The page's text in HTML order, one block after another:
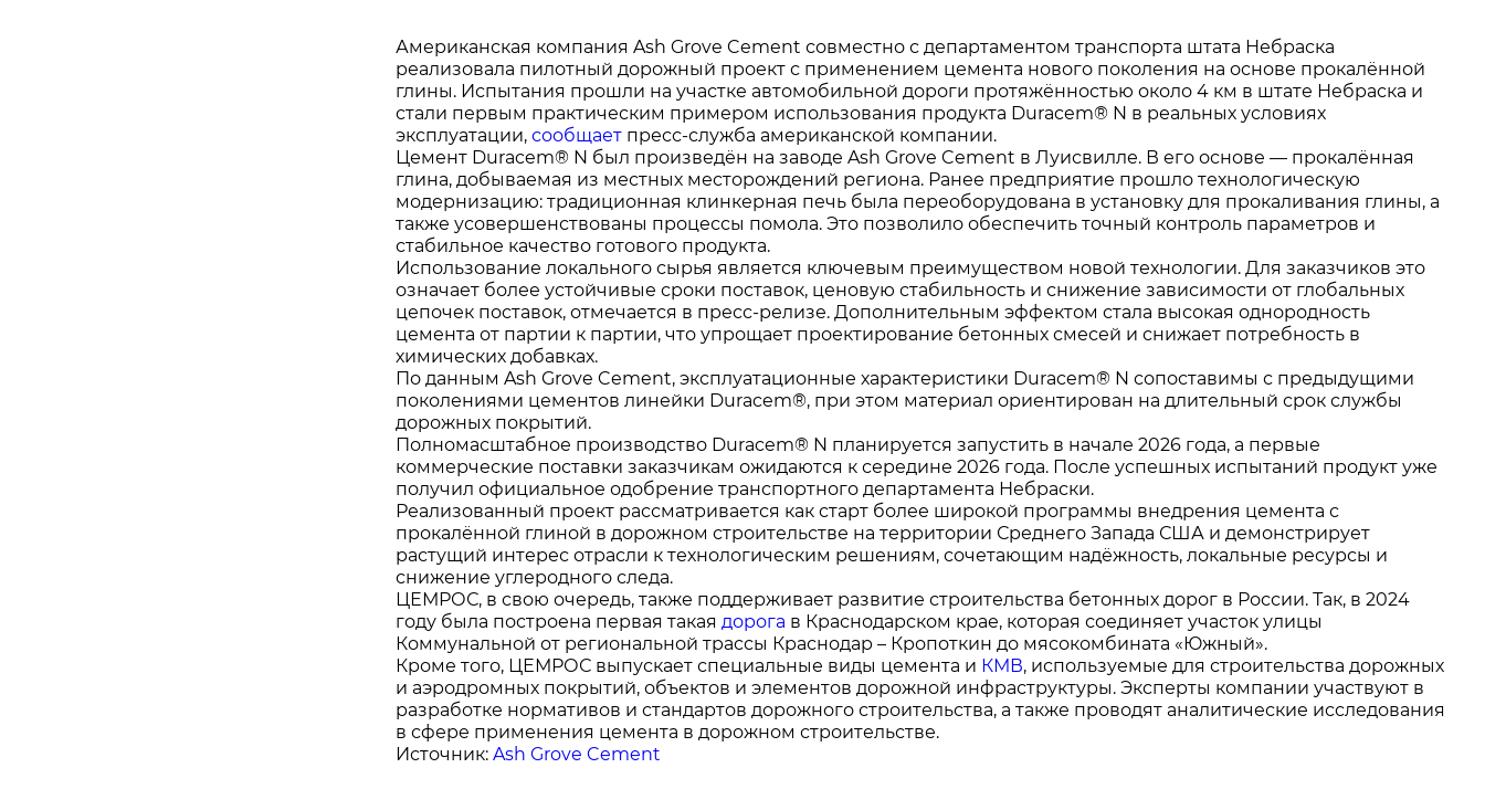
Американская компания Ash Grove Cement совместно с департаментом транспорта штата Небраска
реализовала пилотный дорожный проект с применением цемента нового поколения на основе прокалённой
глины. Испытания прошли на участке автомобильной дороги протяжённостью около 4 км в штате Небраска и
стали первым практическим примером использования продукта Duracem® N в реальных условиях
эксплуатации,сообщает пресс-служба американской компании.
Цемент Duracem® N был произведён на заводе Ash Grove Cement в Луисвилле. В его основе — прокалённая
глина, добываемая из местных месторождений региона. Ранее предприятие прошло технологическую
модернизацию: традиционная клинкерная печь была переоборудована в установку для прокаливания глины, а
также усовершенствованы процессы помола. Это позволило обеспечить точный контроль параметров и
стабильное качество готового продукта.
Использование локального сырья является ключевым преимуществом новой технологии. Для заказчиков это
означает более устойчивые сроки поставок, ценовую стабильность и снижение зависимости от глобальных
цепочек поставок, отмечается в пресс-релизе. Дополнительным эффектом стала высокая однородность
цемента от партии к партии, что упрощает проектирование бетонных смесей и снижает потребность в
химических добавках.
По данным Ash Grove Cement, эксплуатационные характеристики Duracem® N сопоставимы с предыдущими
поколениями цементов линейки Duracem®, при этом материал ориентирован на длительный срок службы
дорожных покрытий.
Полномасштабное производство Duracem® N планируется запустить в начале 2026 года, а первые
коммерческие поставки заказчикам ожидаются к середине 2026 года. После успешных испытаний продукт уже
получил официальное одобрение транспортного департамента Небраски.
Реализованный проект рассматривается как старт более широкой программы внедрения цемента с
прокалённой глиной в дорожном строительстве на территории Среднего Запада США и демонстрирует
растущий интерес отрасли к технологическим решениям, сочетающим надёжность, локальные ресурсы и
снижение углеродного следа.
ЦЕМРОС, в свою очередь, также поддерживает развитие строительства бетонных дорог в России. Так, в 2024
году была построена первая такаядорога в Краснодарском крае, которая соединяет участок улицы
Коммунальной от региональной трассы Краснодар – Кропоткин до мясокомбината «Южный».
Кроме того, ЦЕМРОС выпускает специальные виды цемента и КМВ, используемые для строительства дорожных
и аэродромных покрытий, объектов и элементов дорожной инфраструктуры. Эксперты компании участвуют в
разработке нормативов и стандартов дорожного строительства, а также проводят аналитические исследования
в сфере применения цемента в дорожном строительстве.
Источник:Ash Grove Cement